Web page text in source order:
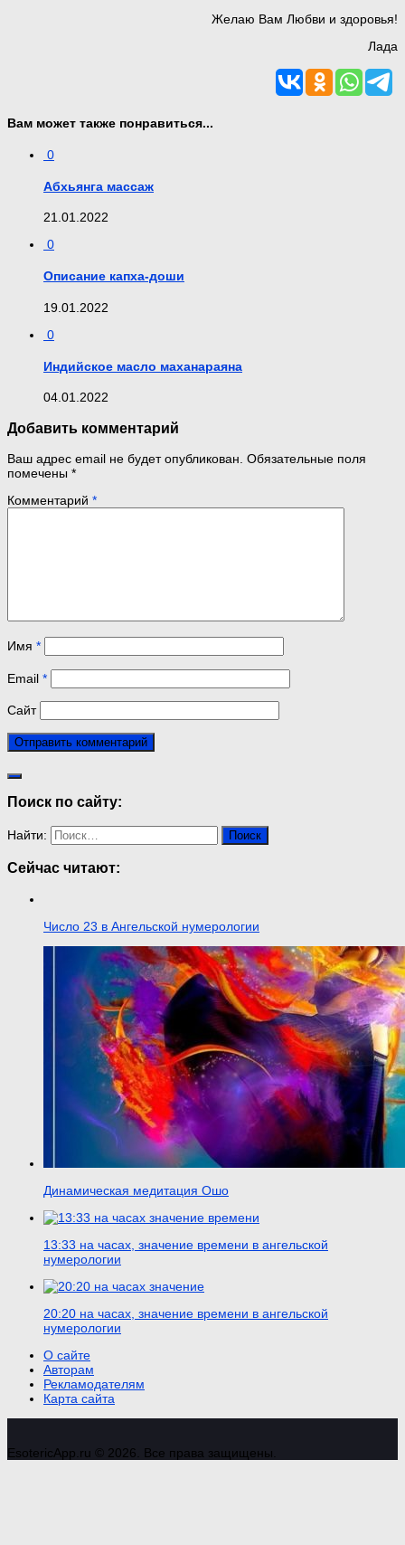
Желаю Вам Любви и здоровья!
Лада
Вам может также понравиться...
0
Абхьянга массаж
21.01.2022
0
Описание капха-доши
19.01.2022
0
Индийское масло маханараяна
04.01.2022
Добавить комментарий
Ваш адрес email не будет опубликован. Обязательные поля
помечены *
Комментарий *
Имя *
Email *
Сайт
Поиск по сайту:
Найти:
Сейчас читают:
Число 23 в Ангельской нумерологии
Динамическая медитация Ошо
13:33 на часах, значение времени в ангельской
нумерологии
20:20 на часах, значение времени в ангельской
нумерологии
О сайте
Авторам
Рекламодателям
Карта сайта
EsotericApp.ru © 2026. Все права защищены.